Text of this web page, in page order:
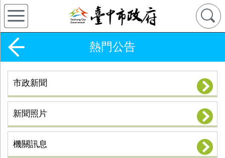
熱門公告
市政新聞
新聞照片
機關訊息